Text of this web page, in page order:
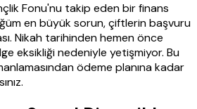
Fonu'nu takip eden bir finans
en büyük sorun, çiftlerin başvuru
Nikah tarihinden hemen önce
eksikliği nedeniyle yetişmiyor. Bu
ödeme planına kadar